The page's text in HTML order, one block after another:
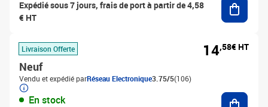
Expédié sous 7 jours, frais de port à partir de 4,58
€ HT
Livraison Offerte
Neuf
Vendu et expédié parRéseau Electronique3.75/5(106)
En stock
14,58€ HT